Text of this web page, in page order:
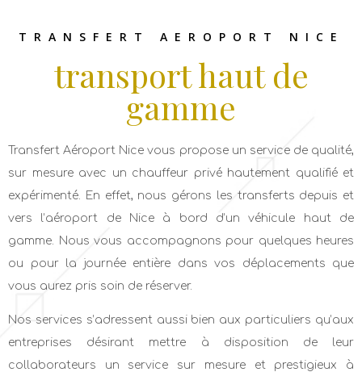
TRANSFERT AEROPORT NICE
transport haut de
gamme
Transfert Aéroport Nice vous propose un service de qualité,
sur mesure avec un chauffeur privé hautement qualifié et
expérimenté. En effet, nous gérons les transferts depuis et
vers l’aéroport de Nice à bord d’un véhicule haut de
gamme. Nous vous accompagnons pour quelques heures
ou pour la journée entière dans vos déplacements que
vous aurez pris soin de réserver.
Nos services s’adressent aussi bien aux particuliers qu’aux
entreprises désirant mettre à disposition de leur
collaborateurs un service sur mesure et prestigieux à